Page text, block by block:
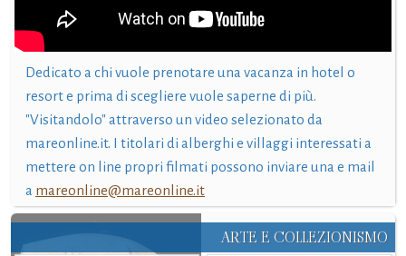
Dedicato a chi vuole prenotare una vacanza in hotel o
resort e prima di scegliere vuole saperne di più.
"Visitandolo" attraverso un video selezionato da
mareonline.it. I titolari di alberghi e villaggi interessati a
mettere on line propri filmati possono inviare una e mail
a mareonline@mareonline.it
ARTE E COLLEZIONISMO